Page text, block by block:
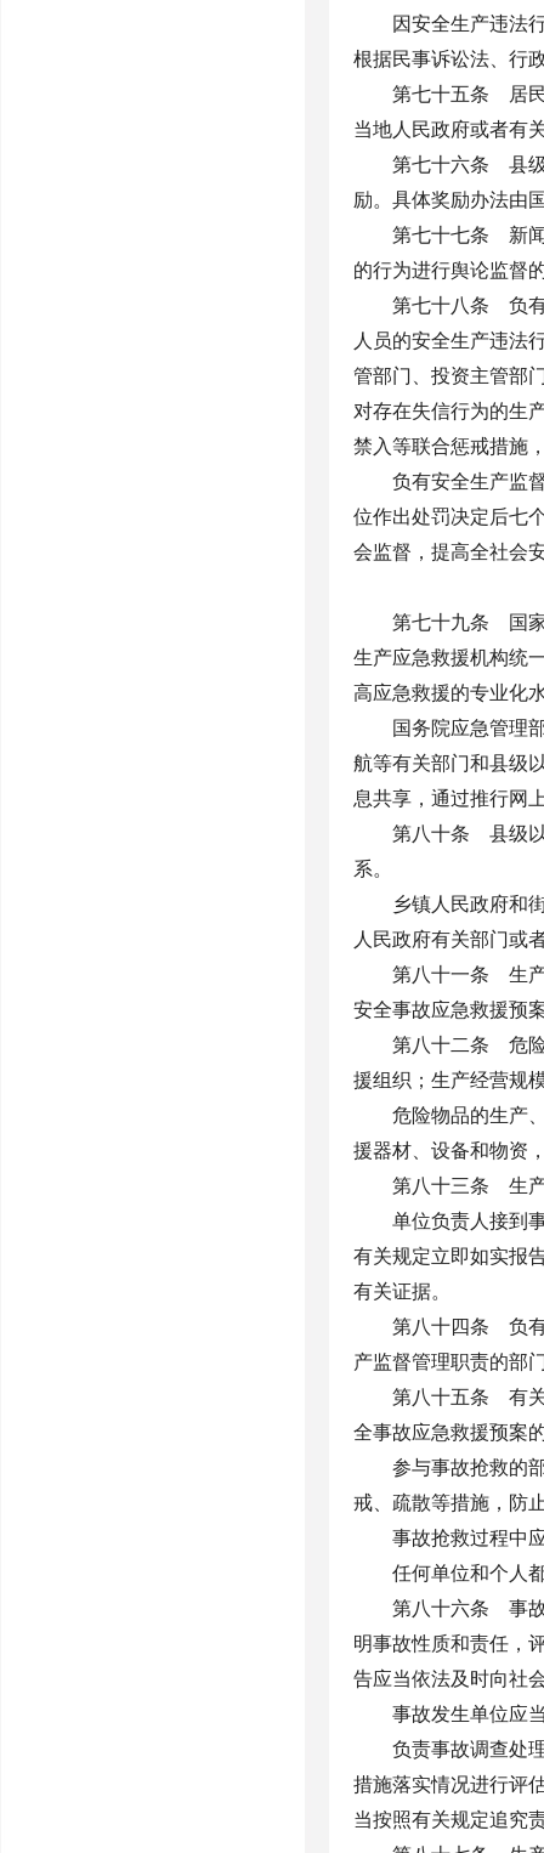
因安全生产违法
根据民事诉讼法、行
第七十五条 居民
当地人民政府或者有
第七十六条 县级
励。具体奖励办法由
第七十七条 新闻
的行为进行舆论监督
第七十八条 负有
人员的安全生产违法
管部门、投资主管部
对存在失信行为的生
禁入等联合惩戒措施
负有安全生产监
位作出处罚决定后七
会监督，提高全社会
第七十九条 国家
生产应急救援机构统
高应急救援的专业化
国务院应急管理
航等有关部门和县级
息共享，通过推行网
第八十条 县级以
系。
乡镇人民政府和
人民政府有关部门或
第八十一条 生产
安全事故应急救援预
第八十二条 危险
援组织；生产经营规
危险物品的生产
援器材、设备和物资
第八十三条 生产
单位负责人接到
有关规定立即如实报
有关证据。
第八十四条 负有
产监督管理职责的部
第八十五条 有关
全事故应急救援预案
参与事故抢救的
戒、疏散等措施，防
事故抢救过程中
任何单位和个人
第八十六条 事故
明事故性质和责任，
告应当依法及时向社
事故发生单位应
负责事故调查处
措施落实情况进行评
当按照有关规定追究